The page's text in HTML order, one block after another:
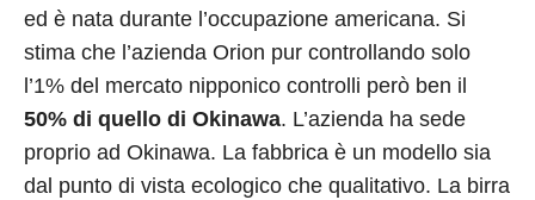
ed è nata durante l’occupazione americana. Si
stima che l’azienda Orion pur controllando solo
l’1% del mercato nipponico controlli però ben il
50% di quello di Okinawa. L’azienda ha sede
proprio ad Okinawa. La fabbrica è un modello sia
dal punto di vista ecologico che qualitativo. La birra